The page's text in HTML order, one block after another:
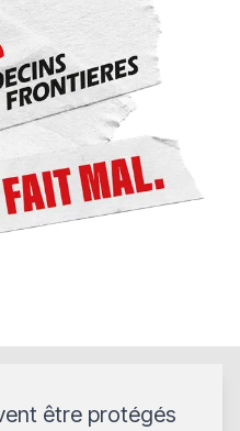
être protégés